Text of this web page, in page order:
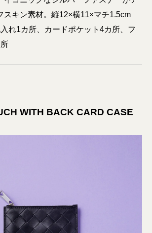
スキン素材。縦12×横11×マチ1.5cm
れ1カ所、カードポケット4カ所、フ
WITH BACK CARD CASE